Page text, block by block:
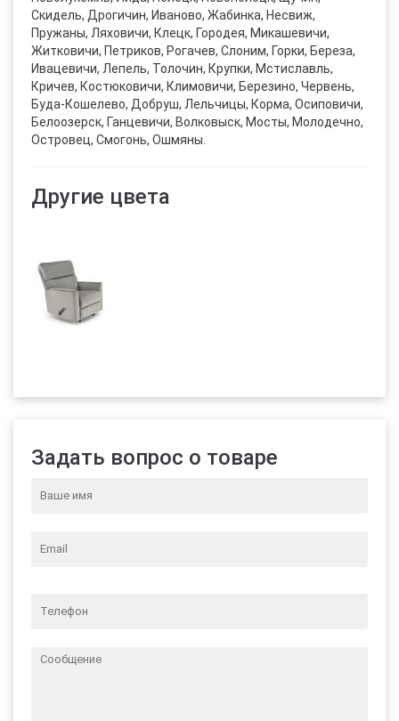
Скидель, Дрогичин, Иваново, Жабинка, Несвиж,
Пружаны, Ляховичи, Клецк, Городея, Микашевичи,
Житковичи, Петриков, Рогачев, Слоним, Горки, Береза,
Ивацевичи, Лепель, Толочин, Крупки, Мстиславль,
Кричев, Костюковичи, Климовичи, Березино, Червень,
Буда-Кошелево, Добруш, Лельчицы, Корма, Осиповичи,
Белоозерск, Ганцевичи, Волковыск, Мосты, Молодечно,
Островец, Смогонь, Ошмяны.
Другие цвета
Задать вопрос о товаре